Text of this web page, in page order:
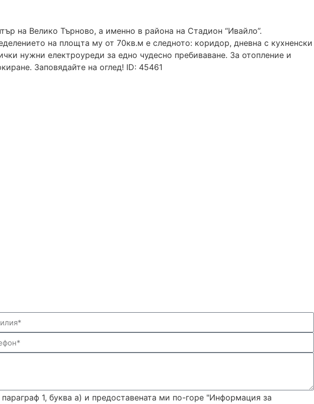
на Велико Търново, а именно в района на Стадион “Ивайло”.
на площта му от 70кв.м е следното: коридор, дневна с кухненски
нужни електроуреди за едно чудесно пребиваване. За отопление и
Заповядайте на оглед! ID: 45461
1, буква а) и предоставената ми по-горе "Информация за